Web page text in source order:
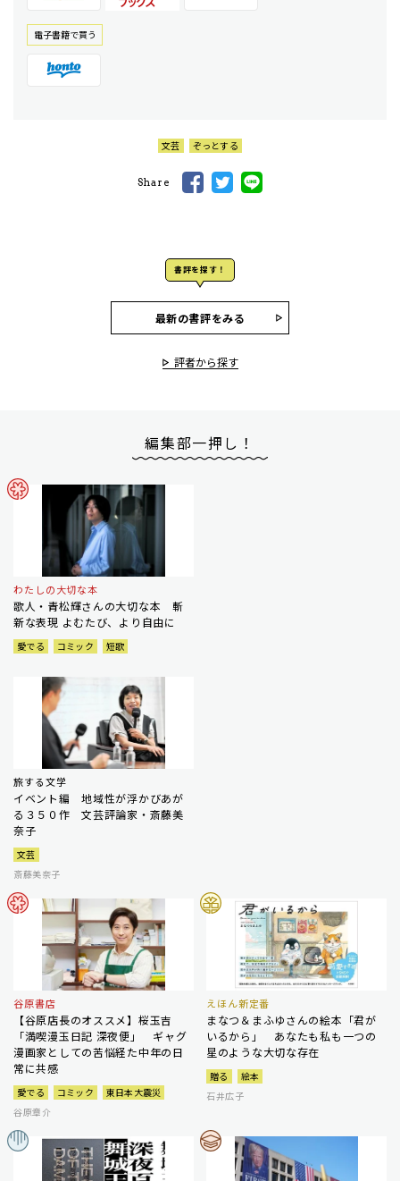
電⼦書籍で買う
文芸 ぞっとする
Share
書評を探す！
最新の書評をみる
評者から探す
編集部一押し！
わたしの大切な本
歌人・青松輝さんの大切な本 斬
新な表現 よむたび、より自由に
愛でる コミック 短歌
旅する文学
イベント編 地域性が浮かびあが
る３５０作 文芸評論家・斎藤美
奈子
文芸
斎藤美奈子
谷原書店
【谷原店長のオススメ】桜玉吉
「満喫漫玉日記 深夜便」 ギャグ
漫画家としての苦悩経た中年の日
常に共感
愛でる コミック
東日本大震災
谷原章介
えほん新定番
まなつ＆まふゆさんの絵本「君が
いるから」 あなたも私も一つの
星のような大切な存在
贈る
絵本
石井広子